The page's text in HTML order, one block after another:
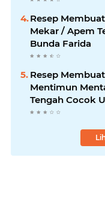
Resep
Mekar / Apem
Bunda Farida
Resep
Mentimun
Tengah Cocok
Puasa